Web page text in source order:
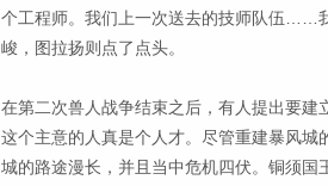
个工程师。我们上一次送去的技师队伍……
峻，图拉扬则点了点头。
在第二次兽人战争结束之后，有人提出要
这个主意的人真是个人才。尽管重建暴风
城的路途漫长，并且当中危机四伏。铜须